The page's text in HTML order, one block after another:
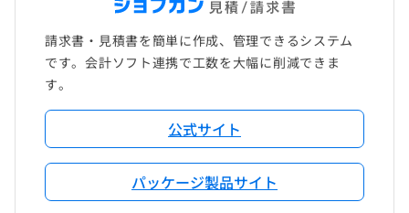
請求書・見積書を簡単に作成、管理できるシステム
です。会計ソフト連携で工数を大幅に削減できま
す。
公式サイト
パッケージ製品サイト